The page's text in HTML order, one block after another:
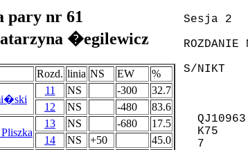
pary nr 61
�egilewicz
Rozd. linia NS EW %
11 NS -300
32.7
12
NS -480 83.6
13 NS -680
17.5
14
NS +50 45.0